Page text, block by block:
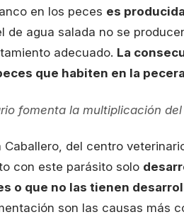
en los peces es
de agua salada no se
adecuado. La
que habiten en la pecera
fomenta la multiplicación
del centro
con este parásito solo
o que no las tienen
son las causas más